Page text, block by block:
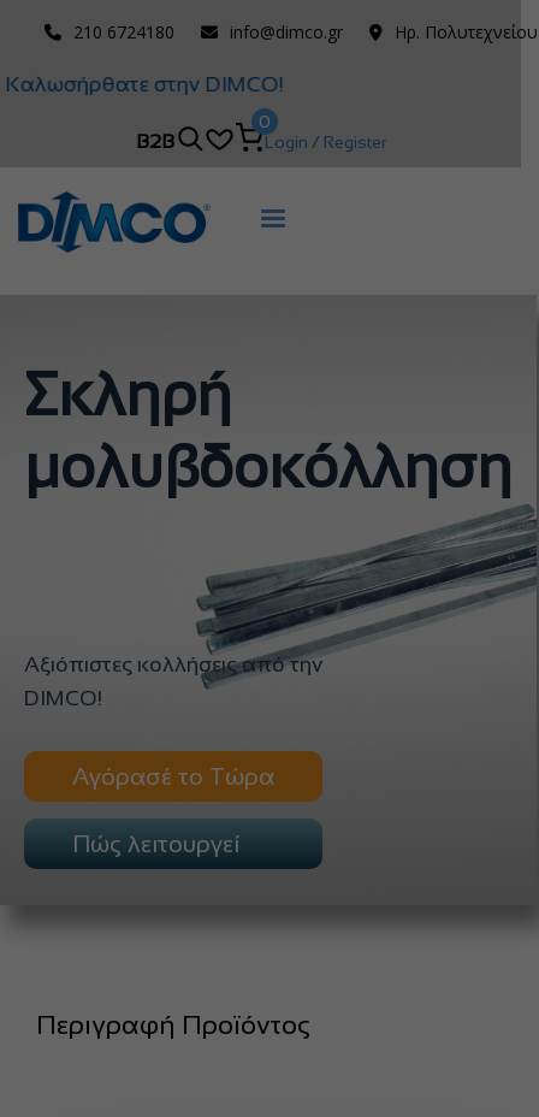
210 6724180 info@dimco.gr Ηρ.
Καλωσήρθατε στην DIMCO!
B2B
0
Login / Register
Σκληρή
μολυβδοκόλληση
Αξιόπιστες κολλήσεις από την
DIMCO!
Αγόρασέ το Τώρα
Πώς λειτουργεί
Περιγραφή Προϊόντος